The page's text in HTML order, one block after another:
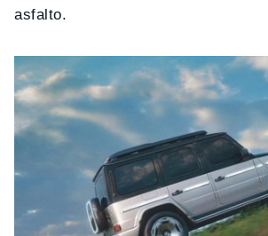
asfalto.